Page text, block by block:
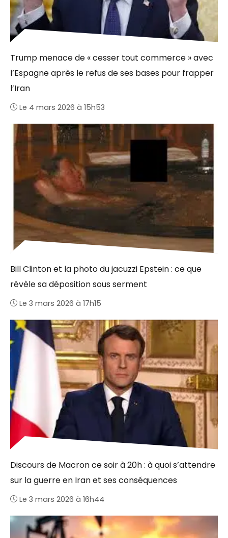
Trump menace de « cesser tout commerce » avec
l’Espagne après le refus de ses bases pour frapper
l’Iran
Le 4 mars 2026 à 15h53
Bill Clinton et la photo du jacuzzi Epstein : ce que
révèle sa déposition sous serment
Le 3 mars 2026 à 17h15
Discours de Macron ce soir à 20h : à quoi s’attendre
sur la guerre en Iran et ses conséquences
Le 3 mars 2026 à 16h44